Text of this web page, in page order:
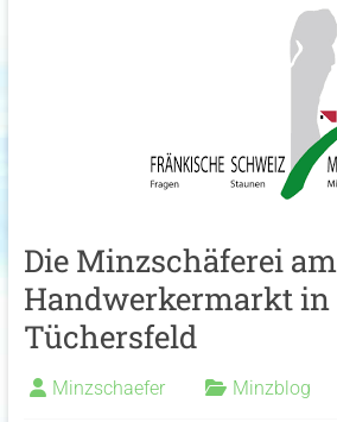
Die Minzschäferei am
Handwerkermarkt in
Tüchersfeld
Minzschaefer Minzblog